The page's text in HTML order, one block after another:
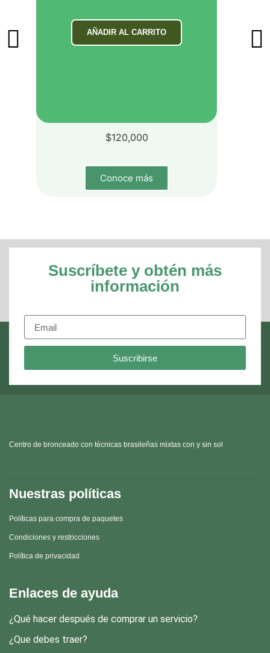
AÑADIR AL CARRITO
$120,000
Conoce más
Suscríbete y obtén más
información
Suscribirse
Centro de bronceado con técnicas brasileñas mixtas con y sin sol
Nuestras políticas
Políticas para compra de paquetes
Condiciones y restricciones
Política de privacidad
Enlaces de ayuda
¿Qué hacer después de comprar un servicio?
¿Que debes traer?